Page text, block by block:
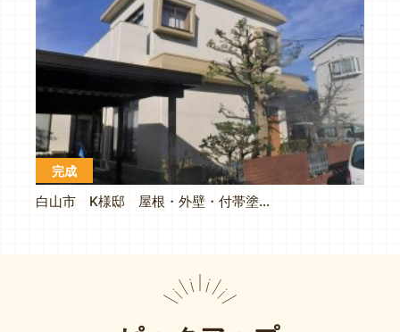
完成
白山市 K様邸 屋根・外壁・付帯塗装工事